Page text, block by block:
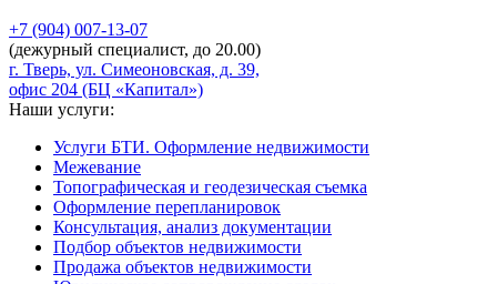
+7 (904) 007-13-07
(дежурный специалист, до 20.00)
г. Тверь, ул. Симеоновская, д. 39,
офис 204 (БЦ «Капитал»)
Наши услуги:
Услуги БТИ. Оформление недвижимости
Межевание
Топографическая и геодезическая съемка
Оформление перепланировок
Консультация, анализ документации
Подбор объектов недвижимости
Продажа объектов недвижимости